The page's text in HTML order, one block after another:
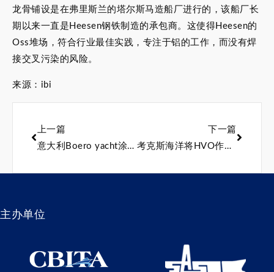
龙骨铺设是在弗里斯兰的塔尔斯马造船厂进行的，该船厂长
期以来一直是Heesen钢铁制造的承包商。这使得Heesen的
Oss堆场，符合行业最佳实践，专注于铝的工作，而没有焊
接交叉污染的风险。
来源：ibi
上一篇
意大利Boero yacht涂料公司与土耳其超级游艇船厂Sarp Yachts签署协议
下一篇
考克斯海洋将HVO作为燃料获得了世界最快柴油舷外船的世界纪录。
主办单位